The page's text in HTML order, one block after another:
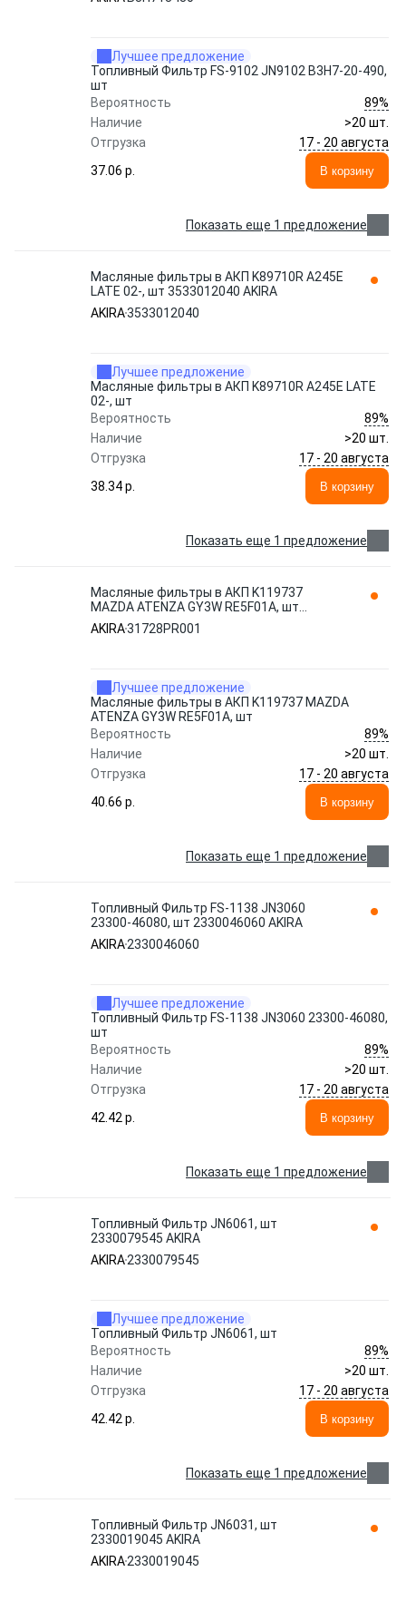
Лучшее предложение
Топливный Фильтр FS-9102 JN9102 B3H7-20-490,
шт
Вероятность
89%
Наличие
>20 шт.
Отгрузка
17 - 20 августа
37.06 p.
В корзину
Показать еще 1 предложение
Масляные фильтры в АКП K89710R A245E
LATE 02-, шт 3533012040 AKIRA
AKIRA3533012040
Лучшее предложение
Масляные фильтры в АКП K89710R A245E LATE
02-, шт
Вероятность
89%
Наличие
>20 шт.
Отгрузка
17 - 20 августа
38.34 p.
В корзину
Показать еще 1 предложение
Масляные фильтры в АКП K119737
MAZDA ATENZA GY3W RE5F01A, шт
31728PR001 AKIRA
AKIRA31728PR001
Лучшее предложение
Масляные фильтры в АКП K119737 MAZDA
ATENZA GY3W RE5F01A, шт
Вероятность
89%
Наличие
>20 шт.
Отгрузка
17 - 20 августа
40.66 p.
В корзину
Показать еще 1 предложение
Топливный Фильтр FS-1138 JN3060
23300-46080, шт 2330046060 AKIRA
AKIRA2330046060
Лучшее предложение
Топливный Фильтр FS-1138 JN3060 23300-46080,
шт
Вероятность
89%
Наличие
>20 шт.
Отгрузка
17 - 20 августа
42.42 p.
В корзину
Показать еще 1 предложение
Топливный Фильтр JN6061, шт
2330079545 AKIRA
AKIRA2330079545
Лучшее предложение
Топливный Фильтр JN6061, шт
Вероятность
89%
Наличие
>20 шт.
Отгрузка
17 - 20 августа
42.42 p.
В корзину
Показать еще 1 предложение
Топливный Фильтр JN6031, шт
2330019045 AKIRA
AKIRA2330019045